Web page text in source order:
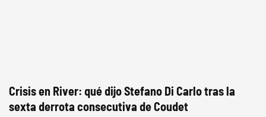
Crisis en River: qué dijo Stefano Di Carlo tras la
sexta derrota consecutiva de Coudet